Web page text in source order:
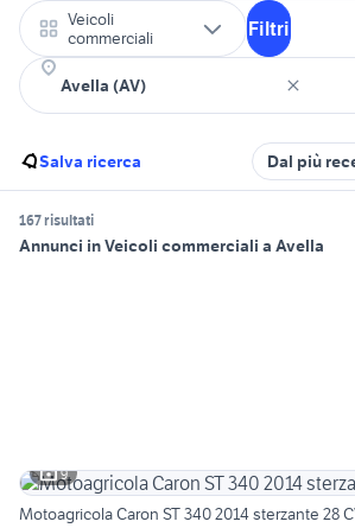
Veicoli
commerciali
Filtri
Salva ricerca Dal più
167 risultati
Annunci in Veicoli commerciali a Avella
9
Motoagricola Caron ST 340 2014 sterzante 28